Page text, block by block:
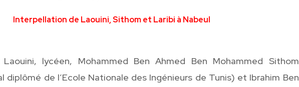
Interpellation de Laouini, Sithom et Laribi à Nabeul
lycéen, Mohammed Ben Ahmed Ben Mohammed Sithom
diplômé de l’Ecole Nationale des Ingénieurs de Tunis) et Ibrahim Ben